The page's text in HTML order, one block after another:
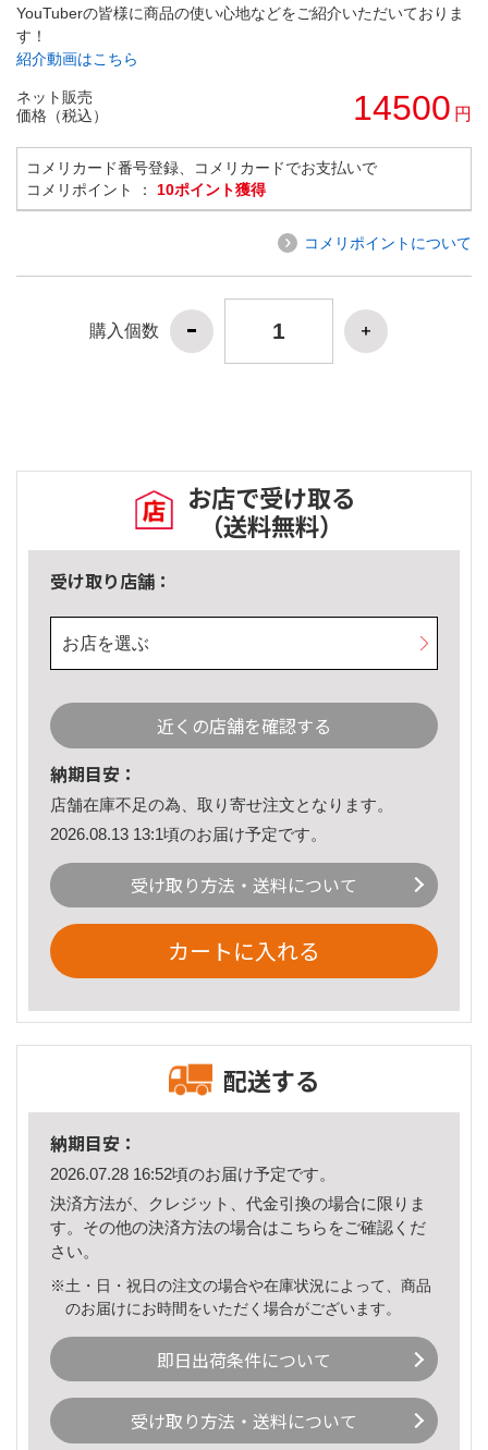
YouTuberの皆様に商品の使い心地などをご紹介いただいておりま
す！
紹介動画はこちら
ネット販売
価格（税込）
14500 円
コメリカード番号登録、コメリカードでお支払いで
コメリポイント ： 10ポイント獲得
コメリポイントについて
購入個数
お店で受け取る
（送料無料）
受け取り店舗：
お店を選ぶ
近くの店舗を確認する
納期目安：
店舗在庫不足の為、取り寄せ注文となります。
2026.08.13 13:1頃のお届け予定です。
受け取り方法・送料について
カートに入れる
配送する
納期目安：
2026.07.28 16:52頃のお届け予定です。
決済方法が、クレジット、代金引換の場合に限りま
す。その他の決済方法の場合はこちら をご確認くだ
さい。
※土・日・祝日の注文の場合や在庫状況によって、商品
のお届けにお時間をいただく場合がございます。
即日出荷条件について
受け取り方法・送料について